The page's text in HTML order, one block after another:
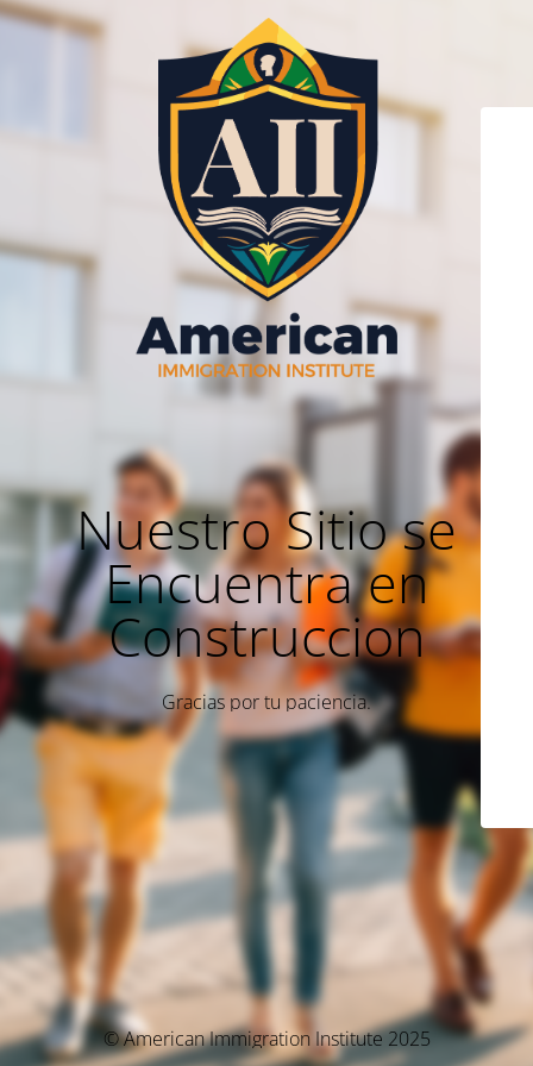
Nuestro Sitio se
Encuentra en
Construccion
Gracias por tu paciencia.
© American Immigration Institute 2025